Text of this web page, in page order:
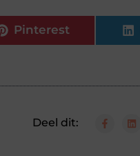
Pinterest
Deel dit: